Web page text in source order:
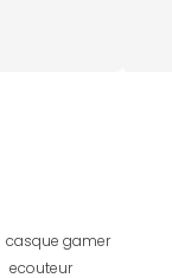
casque gamer
ecouteur